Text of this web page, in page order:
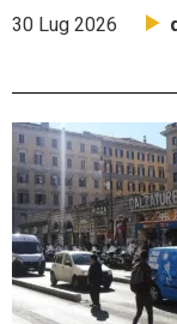
30 Lug 2026